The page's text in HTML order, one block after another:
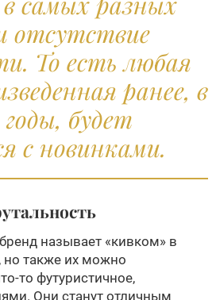
отсутствие
То есть любая
ранее, в
будет
с новинками.
бренд называет «кивком» в
но также их можно
то футуристичное,
Они станут отличным